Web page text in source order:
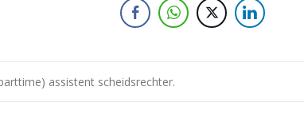
assistent scheidsrechter.